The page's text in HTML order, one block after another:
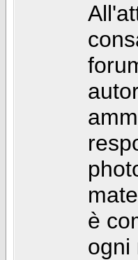
è
ogni